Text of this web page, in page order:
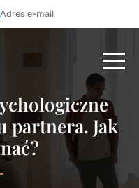
Adres e-mail
partnera. Jak